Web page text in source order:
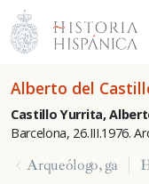
Alberto del
Castillo Yurrita,
Barcelona, 26.III.1976.
Arqueólogo, ga